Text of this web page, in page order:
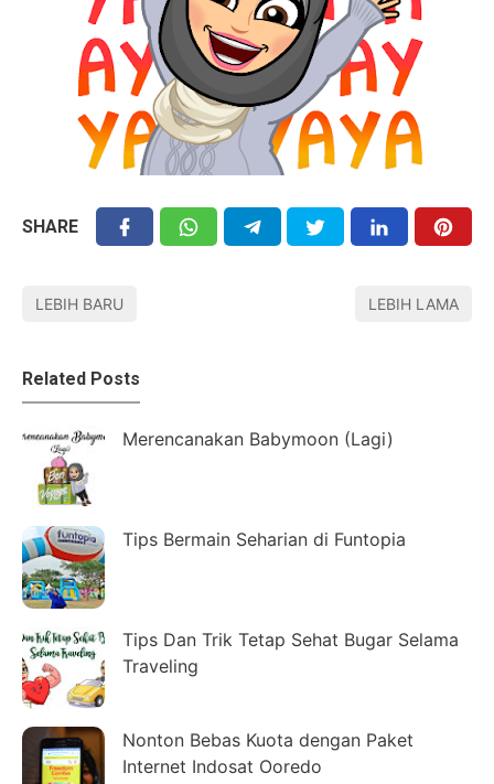
SHARE
LEBIH BARU LEBIH LAMA
Related Posts
Merencanakan Babymoon (Lagi)
Tips Bermain Seharian di Funtopia
Tips Dan Trik Tetap Sehat Bugar Selama
Traveling
Nonton Bebas Kuota dengan Paket
Internet Indosat Ooredo